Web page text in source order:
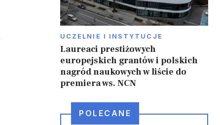
UCZELNIE I INSTYTUCJE
Laureaci prestiżowych
europejskich grantów i polskich
nagród naukowych w liście do
premiera ws. NCN
POLECANE